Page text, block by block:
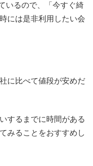
いるので、「今すぐ綺
には是非利用したい会
に比べて値段が安めだ
するまでに時間がある
みることをおすすめし